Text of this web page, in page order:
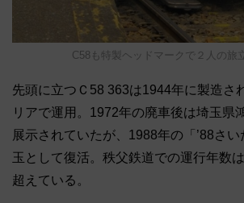
C58も特製ヘッドマークで２人の旅
先頭に立つＣ58 363は1944年に製造さ
リアで運用。1972年の廃車後は埼玉県
展示されていたが、1988年の「’88さい
玉として復活。秩父鉄道での運行年数
超えている。